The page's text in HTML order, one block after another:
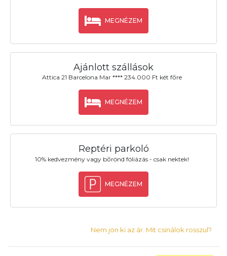
MEGNÉZEM
Ajánlott szállások
Attica 21 Barcelona Mar **** 234.000 Ft két főre
MEGNÉZEM
Reptéri parkoló
10% kedvezmény vagy bőrönd fóliázás - csak nektek!
MEGNÉZEM
Nem jön ki az ár. Mit csinálok rosszul?